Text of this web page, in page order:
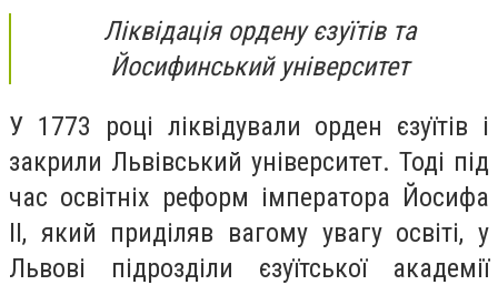
Ліквідація ордену єзуїтів та
Йосифинський університет
У 1773 році ліквідували орден єзуїтів і
закрили Львівський університет. Тоді під
час освітніх реформ імператора Йосифа
ІІ, який приділяв вагому увагу освіті, у
Львові підрозділи єзуїтської академії